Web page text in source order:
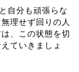
自分も頑張らな
無理せず回りの人
、この状態を切
ていきま しょ